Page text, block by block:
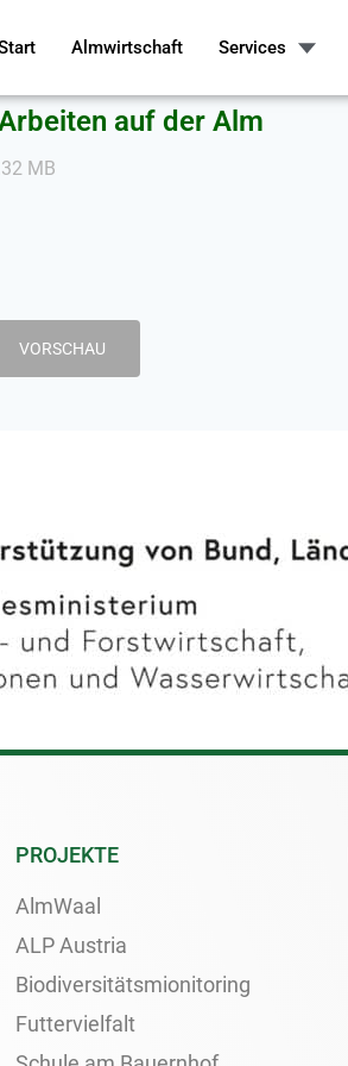
Almwirtschaft Services
auf der Alm
MB
VORSCHAU
PROJEKTE
AlmWaal
ALP Austria
Biodiversitätsmionitoring
Futtervielfalt